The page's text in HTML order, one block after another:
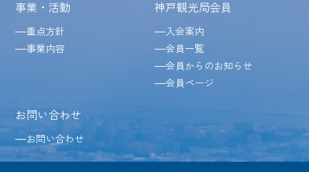
事業・活動
重点方針
事業内容
神戸観光局会員
入会案内
会員一覧
会員からのお知らせ
会員ページ
お問い合わせ
お問い合わせ